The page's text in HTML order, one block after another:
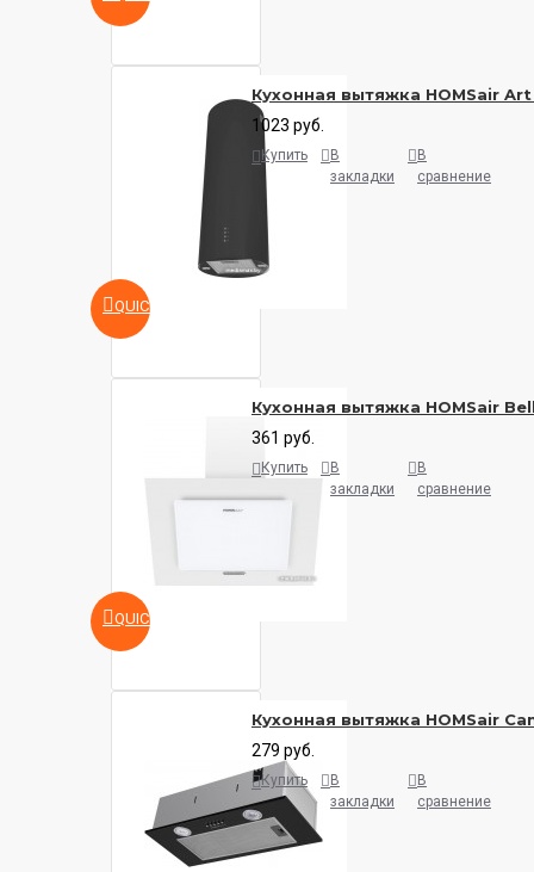
QUICKVIEW
Кухонная вытяжка HOMSair
1023 руб.
Купить
В
закладки
В
сравнение
QUICKVIEW
Кухонная вытяжка HOMSair
361 руб.
Купить
В
закладки
В
сравнение
Кухонная вытяжка HOMSair
279 руб.
Купить
В
закладки
В
сравнение